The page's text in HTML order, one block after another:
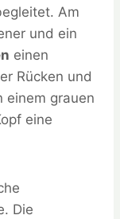
Am
und ein
einen
Rücken und
einem grauen
eine
Die